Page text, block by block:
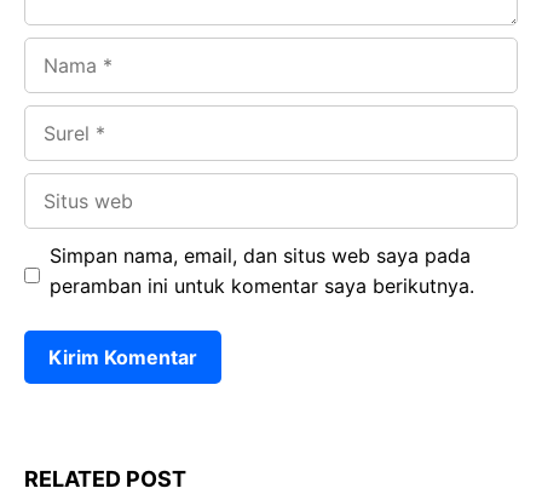
Simpan nama, email, dan situs web saya pada
peramban ini untuk komentar saya berikutnya.
RELATED POST